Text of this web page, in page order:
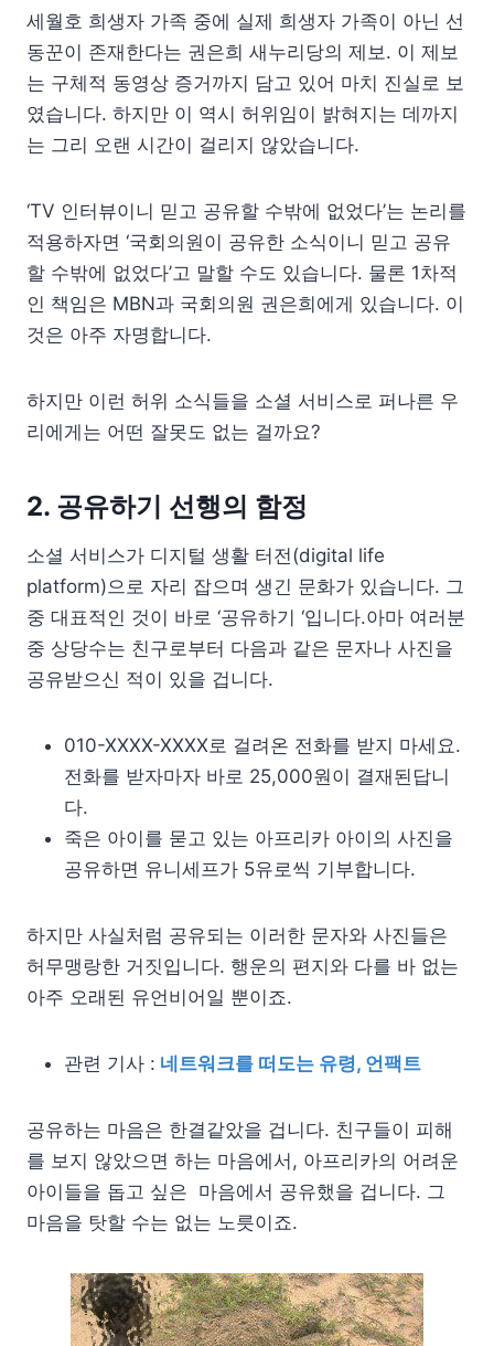
세월호 희생자 가족 중에 실제 희생자 가족이 아닌 선
동꾼이 존재한다는 권은희 새누리당의 제보. 이 제보
는 구체적 동영상 증거까지 담고 있어 마치 진실로 보
였습니다. 하지만 이 역시 허위임이 밝혀지는 데까지
는 그리 오랜 시간이 걸리지 않았습니다.
‘TV 인터뷰이니 믿고 공유할 수밖에 없었다’는 논리를
적용하자면 ‘국회의원이 공유한 소식이니 믿고 공유
할 수밖에 없었다’고 말할 수도 있습니다. 물론 1차적
인 책임은 MBN과 국회의원 권은희에게 있습니다. 이
것은 아주 자명합니다.
하지만 이런 허위 소식들을 소셜 서비스로 퍼나른 우
리에게는 어떤 잘못도 없는 걸까요?
2. 공유하기 선행의 함정
소셜 서비스가 디지털 생활 터전(digital life
platform)으로 자리 잡으며 생긴 문화가 있습니다. 그
중 대표적인 것이 바로 ‘공유하기 ‘입니다.아마 여러분
중 상당수는 친구로부터 다음과 같은 문자나 사진을
공유받으신 적이 있을 겁니다.
010-XXXX-XXXX로 걸려온 전화를 받지 마세요.
전화를 받자마자 바로 25,000원이 결재된답니
다.
죽은 아이를 묻고 있는 아프리카 아이의 사진을
공유하면 유니세프가 5유로씩 기부합니다.
하지만 사실처럼 공유되는 이러한 문자와 사진들은
허무맹랑한 거짓입니다. 행운의 편지와 다를 바 없는
아주 오래된 유언비어일 뿐이죠.
관련 기사 : 네트워크를 떠도는 유령, 언팩트
공유하는 마음은 한결같았을 겁니다. 친구들이 피해
를 보지 않았으면 하는 마음에서, 아프리카의 어려운
아이들을 돕고 싶은 마음에서 공유했을 겁니다. 그
마음을 탓할 수는 없는 노릇이죠.